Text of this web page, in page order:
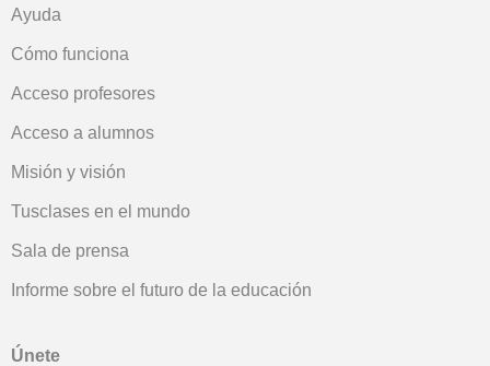
Ayuda
Cómo funciona
Acceso profesores
Acceso a alumnos
Misión y visión
Tusclases en el mundo
Sala de prensa
Informe sobre el futuro de la educación
Únete